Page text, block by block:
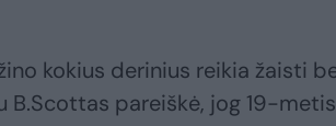
kokius derinius reikia žaisti
B.Scottas pareiškė, jog 19-metis